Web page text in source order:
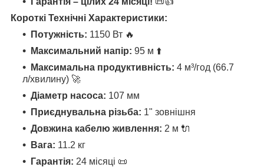
Короткі Технічні Характеристики:
Потужність: 1150 Вт 🔥
Максимальний напір: 95 м ⬆️
Максимальна продуктивність: 4 м³/год (66.7
л/хвилину) 🚀
Діаметр насоса: 107 мм
Приєднувальна різьба: 1" зовнішня
Довжина кабелю живлення: 2 м 🔌
Вага: 11.2 кг
Гарантія: 24 місяці 📜